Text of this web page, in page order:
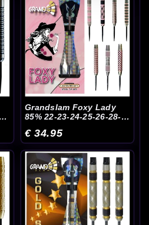
Grandslam Foxy Lady
85% 22-23-24-25-26-28-
€ 34.95